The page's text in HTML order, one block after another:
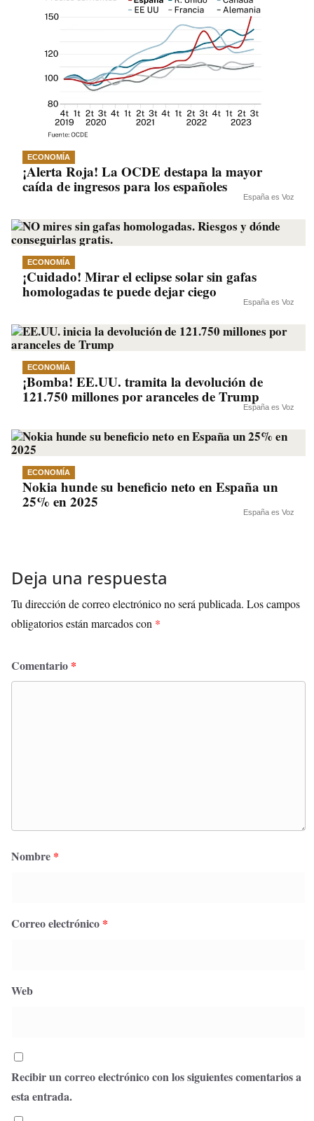
ECONOMÍA
¡Alerta Roja! La OCDE destapa la mayor
caída de ingresos para los españoles
España es Voz
ECONOMÍA
¡Cuidado! Mirar el eclipse solar sin gafas
homologadas te puede dejar ciego
España es Voz
ECONOMÍA
¡Bomba! EE.UU. tramita la devolución de
121.750 millones por aranceles de Trump
España es Voz
ECONOMÍA
Nokia hunde su beneficio neto en España un
25% en 2025
España es Voz
Deja una respuesta
Tu dirección de correo electrónico no será publicada. Los campos
obligatorios están marcados con *
Comentario *
Nombre *
Correo electrónico *
Web
Recibir un correo electrónico con los siguientes comentarios a
esta entrada.